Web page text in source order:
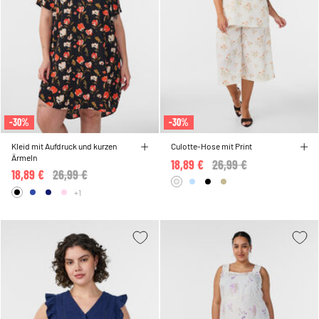
-30%
Kleid mit Aufdruck und kurzen
Ärmeln
Price reduced from
26,99 €
18,89 €
+1
-30%
Culotte-Hose mit Print
Price reduced from
26,99 €
18,89 €